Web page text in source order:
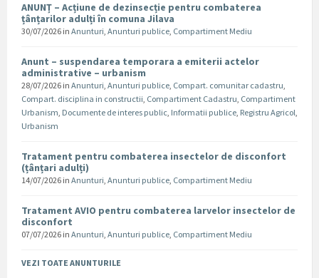
ANUNȚ – Acțiune de dezinsecție pentru combaterea
țânțarilor adulți în comuna Jilava
30/07/2026 in Anunturi, Anunturi publice, Compartiment Mediu
Anunt – suspendarea temporara a emiterii actelor
administrative – urbanism
28/07/2026 in Anunturi, Anunturi publice, Compart. comunitar cadastru,
Compart. disciplina in constructii, Compartiment Cadastru, Compartiment
Urbanism, Documente de interes public, Informatii publice, Registru Agricol,
Urbanism
Tratament pentru combaterea insectelor de disconfort
(țânțari adulți)
14/07/2026 in Anunturi, Anunturi publice, Compartiment Mediu
Tratament AVIO pentru combaterea larvelor insectelor de
disconfort
07/07/2026 in Anunturi, Anunturi publice, Compartiment Mediu
VEZI TOATE ANUNTURILE